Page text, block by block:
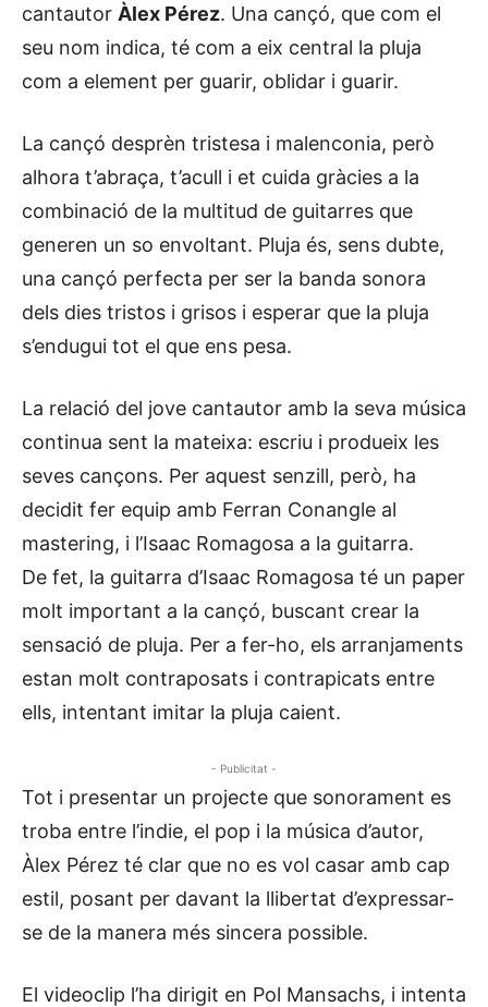
cantautor Àlex Pérez. Una cançó, que com el
seu nom indica, té com a eix central la pluja
com a element per guarir, oblidar i guarir.
La cançó desprèn tristesa i malenconia, però
alhora t’abraça, t’acull i et cuida gràcies a la
combinació de la multitud de guitarres que
generen un so envoltant. Pluja és, sens dubte,
una cançó perfecta per ser la banda sonora
dels dies tristos i grisos i esperar que la pluja
s’endugui tot el que ens pesa.
La relació del jove cantautor amb la seva música
continua sent la mateixa: escriu i produeix les
seves cançons. Per aquest senzill, però, ha
decidit fer equip amb Ferran Conangle al
mastering, i l’Isaac Romagosa a la guitarra.
De fet, la guitarra d’Isaac Romagosa té un paper
molt important a la cançó, buscant crear la
sensació de pluja. Per a fer-ho, els arranjaments
estan molt contraposats i contrapicats entre
ells, intentant imitar la pluja caient.
- Publicitat -
Tot i presentar un projecte que sonorament es
troba entre l’indie, el pop i la música d’autor,
Àlex Pérez té clar que no es vol casar amb cap
estil, posant per davant la llibertat d’expressar-
se de la manera més sincera possible.
El videoclip l’ha dirigit en Pol Mansachs, i intenta